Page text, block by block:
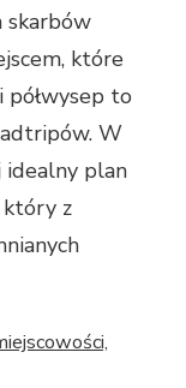
skarbów
które
półwysep to
W
plan
który z